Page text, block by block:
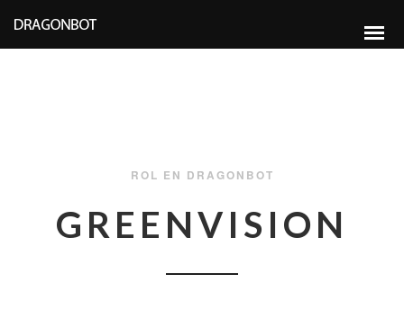
ROL EN DRAGONBOT
GREENVISION